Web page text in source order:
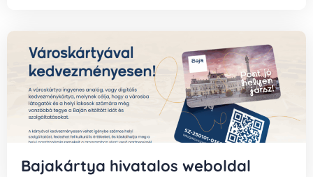
Bajakártya hivatalos weboldal